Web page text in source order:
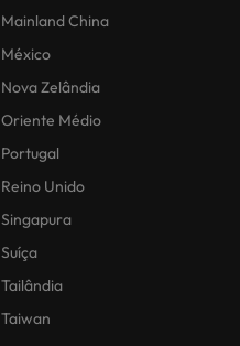
Mainland China
México
Nova Zelândia
Oriente Médio
Portugal
Reino Unido
Singapura
Suíça
Tailândia
Taiwan